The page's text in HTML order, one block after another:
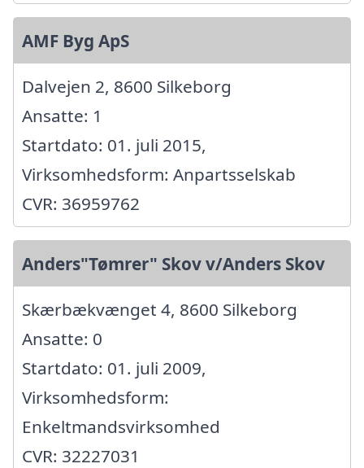
AMF Byg ApS
Dalvejen 2, 8600 Silkeborg
Ansatte: 1
Startdato: 01. juli 2015,
Virksomhedsform: Anpartsselskab
CVR: 36959762
Anders"Tømrer" Skov v/Anders Skov
Skærbækvænget 4, 8600 Silkeborg
Ansatte: 0
Startdato: 01. juli 2009,
Virksomhedsform:
Enkeltmandsvirksomhed
CVR: 32227031